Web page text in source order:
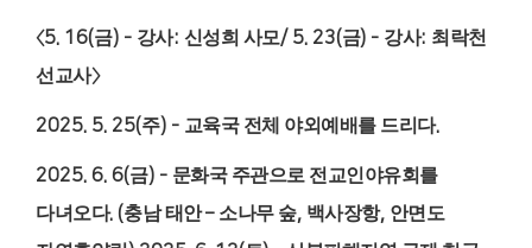
〈5. 16(금) - 강사: 신성희 사모/ 5. 23(금) - 강사: 최락천
선교사〉
2025. 5. 25(주) - 교육국 전체 야외예배를 드리다.
2025. 6. 6(금) - 문화국 주관으로 전교인야유회를
다녀오다. (충남 태안– 소나무 숲, 백사장항, 안면도